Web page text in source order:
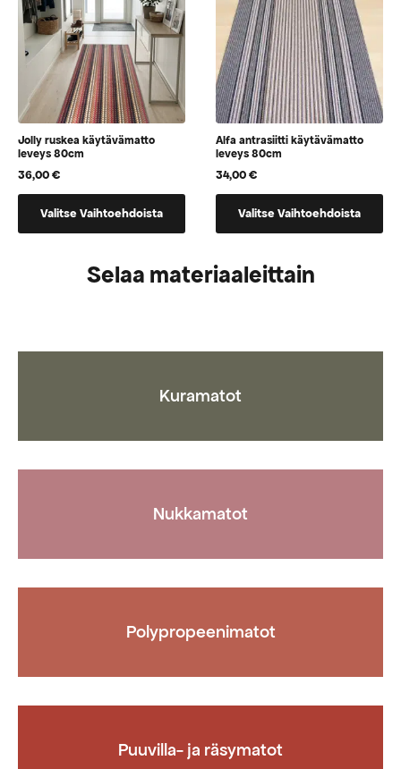
sivulla
Jolly ruskea käytävämatto
leveys 80cm
36,00€
Valitse Vaihtoehdoista
vaihtoehtoja,
tuotteen
Alfa antrasiitti käytävämatto
leveys 80cm
34,00€
Valitse Vaihtoehdoista
vaihtoehtoja,
jotka
tuotteen
Selaa materiaaleittain
Kuramatot
Nukkamatot
Polypropeenimatot
Puuvilla- ja räsymatot